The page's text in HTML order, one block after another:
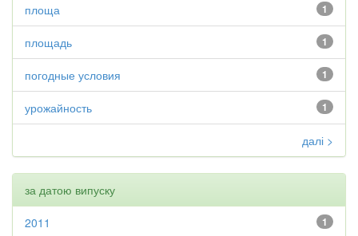
1
площа
1
площадь
1
погодные условия
1
урожайность
далі >
за датою випуску
1
2011